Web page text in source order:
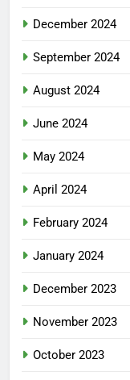
December 2024
September 2024
August 2024
June 2024
May 2024
April 2024
February 2024
January 2024
December 2023
November 2023
October 2023